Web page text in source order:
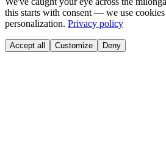
this starts with consent — we use
personalization. Privacy policy
Accept all Customize Deny